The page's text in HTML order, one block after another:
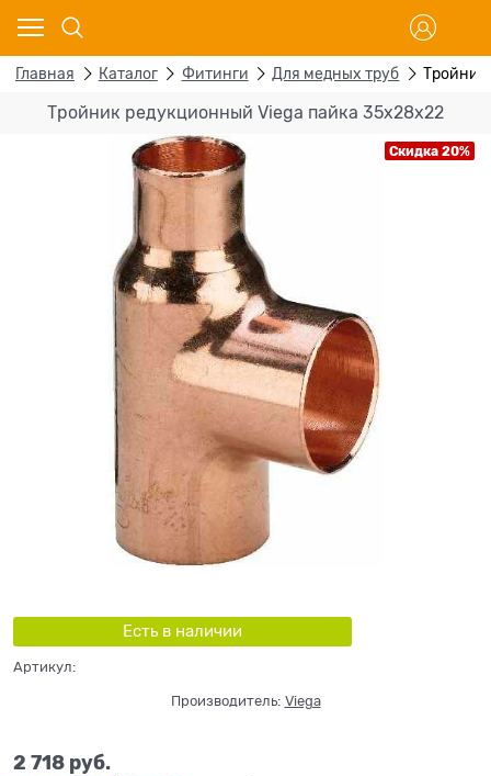
Главная Каталог Фитинги Для медных труб Тройник
Тройник редукционный Viega пайка 35х28х22
Скидка 20%
Есть в наличии
Артикул:
Производитель: Viega
2 718 руб.